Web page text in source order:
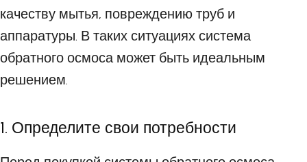
качеству мытья, повреждению труб и
аппаратуры. В таких ситуациях система
обратного осмоса может быть идеальным
решением.
1. Определите свои потребности